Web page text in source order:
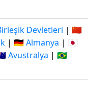
Devletleri | 🇨🇳
| 🇩🇪 Almanya | 🇯🇵
Avustralya | 🇧🇷